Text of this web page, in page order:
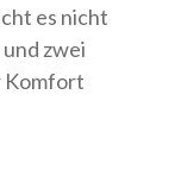
es nicht
zwei
Komfort